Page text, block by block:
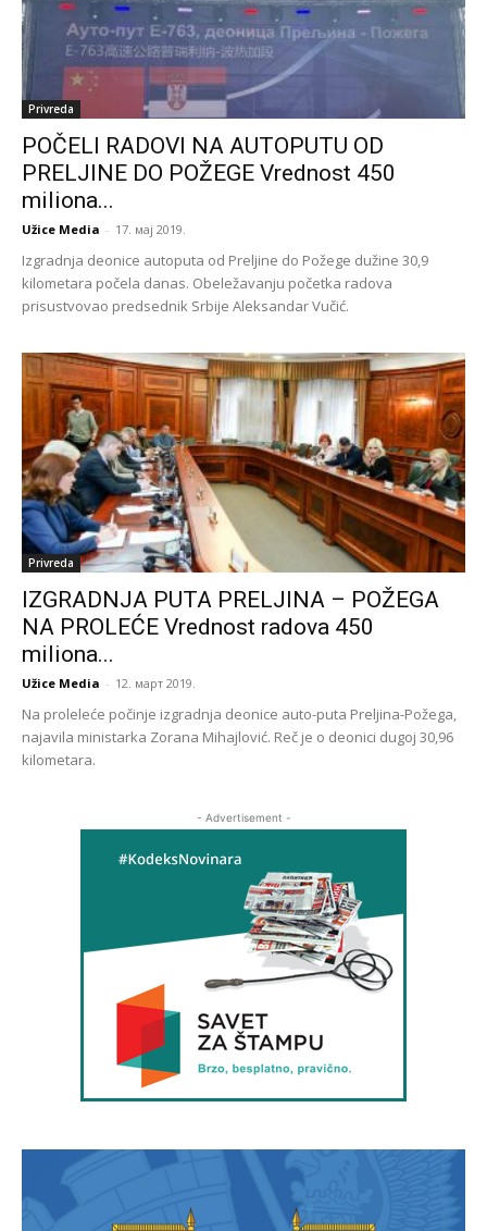
Privreda
POČELI RADOVI NA AUTOPUTU OD
PRELJINE DO POŽEGE Vrednost 450
miliona...
Užice Media - 17. мај 2019.
Izgradnja deonice autoputa od Preljine do Požege dužine 30,9
kilometara počela danas. Obeležavanju početka radova
prisustvovao predsednik Srbije Aleksandar Vučić.
Privreda
IZGRADNJA PUTA PRELJINA – POŽEGA
NA PROLEĆE Vrednost radova 450
miliona...
Užice Media - 12. март 2019.
Na proleleće počinje izgradnja deonice auto-puta Preljina-Požega,
najavila ministarka Zorana Mihajlović. Reč je o deonici dugoj 30,96
kilometara.
- Advertisement -